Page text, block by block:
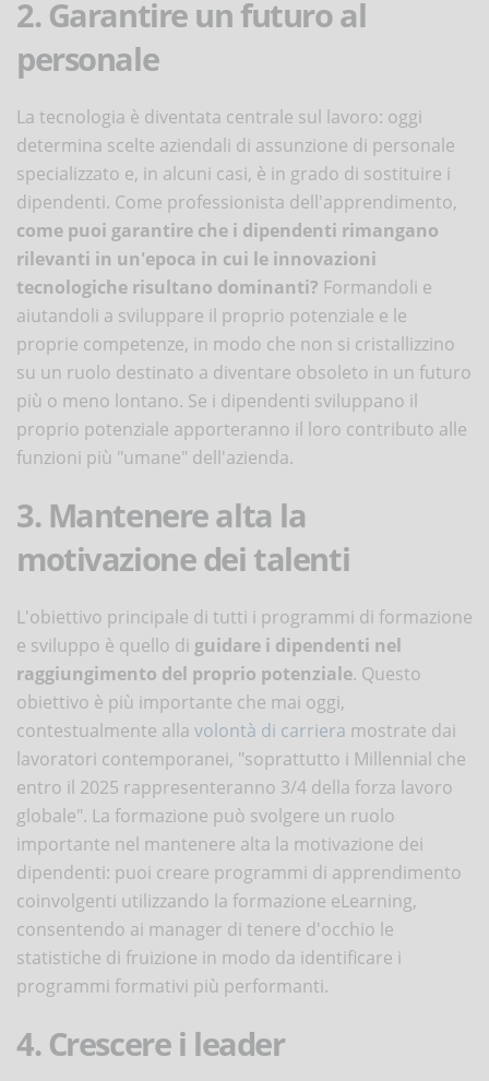
2. Garantire un futuro al
personale
La tecnologia è diventata centrale sul lavoro: oggi
determina scelte aziendali di assunzione di personale
specializzato e, in alcuni casi, è in grado di sostituire i
dipendenti. Come professionista dell'apprendimento,
come puoi garantire che i dipendenti rimangano
rilevanti in un'epoca in cui le innovazioni
tecnologiche risultano dominanti? Formandoli e
aiutandoli a sviluppare il proprio potenziale e le
proprie competenze, in modo che non si cristallizzino
su un ruolo destinato a diventare obsoleto in un futuro
più o meno lontano. Se i dipendenti sviluppano il
proprio potenziale apporteranno il loro contributo alle
funzioni più "umane" dell'azienda.
3. Mantenere alta la
motivazione dei talenti
L'obiettivo principale di tutti i programmi di formazione
e sviluppo è quello di guidare i dipendenti nel
raggiungimento del proprio potenziale. Questo
obiettivo è più importante che mai oggi,
contestualmente alla volontà di carriera mostrate dai
lavoratori contemporanei, "soprattutto i Millennial che
entro il 2025 rappresenteranno 3/4 della forza lavoro
globale". La formazione può svolgere un ruolo
importante nel mantenere alta la motivazione dei
dipendenti: puoi creare programmi di apprendimento
coinvolgenti utilizzando la formazione eLearning,
consentendo ai manager di tenere d'occhio le
statistiche di fruizione in modo da identificare i
programmi formativi più performanti.
4. Crescere i leader